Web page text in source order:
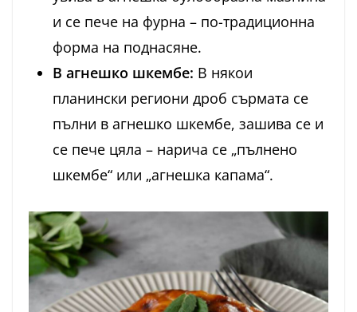
и се пече на фурна – по-традиционна
форма на поднасяне.
В агнешко шкембе: В някои
планински региони дроб сърмата се
пълни в агнешко шкембе, зашива се и
се пече цяла – нарича се „пълнено
шкембе“ или „агнешка капама“.